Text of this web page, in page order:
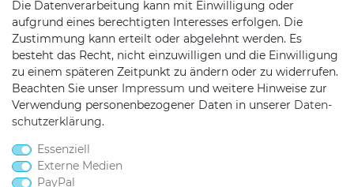
KONTAKT
Telefon:0451/29360810
Mail:info@netshop25.de
Auf der Wasch 6
Die Datenverarbeitung kann mit Einwilligung oder
aufgrund eines berechtigten Interesses erfolgen. Die
Zustimmung kann erteilt oder abgelehnt werden. Es
besteht das Recht, nicht einzuwilligen und die Einwilligung
zu einem späteren Zeitpunkt zu ändern oder zu widerrufen.
Beachten Sie unser Impressum und weitere Hinweise zur
Verwendung personenbezogener Daten in unserer Daten­
schutz­erklärung.
Essenziell
Externe Medien
PayPal